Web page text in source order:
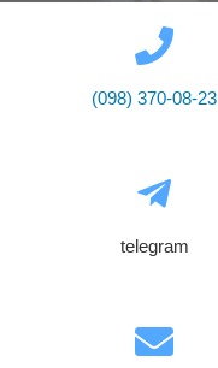
(098) 370-08-23
telegram